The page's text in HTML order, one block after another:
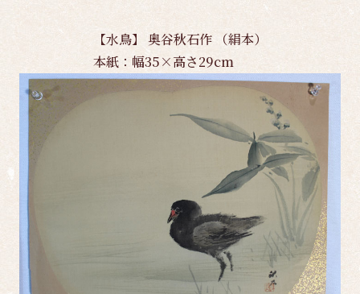
【水鳥】 奥谷秋石作 （絹本）
本紙：幅35×高さ29cm